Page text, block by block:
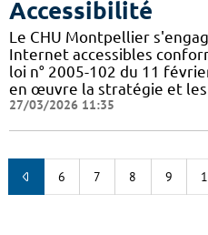
Accessibilité
Le CHU Montpellier
Internet accessibles
loi n° 2005-102 du 11
en œuvre la stratégie et les
27/03/2026 11:35
6 7 8 9